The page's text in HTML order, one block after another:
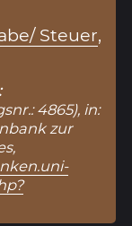
Steuer,
4865), in:
zur